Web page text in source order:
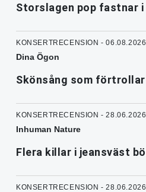
Storslagen pop fastnar i
KONSERTRECENSION - 06.08.2026
Dina Ögon
Skönsång som förtrollar
KONSERTRECENSION - 28.06.2026
Inhuman Nature
Flera killar i jeansväst
KONSERTRECENSION - 28.06.2026